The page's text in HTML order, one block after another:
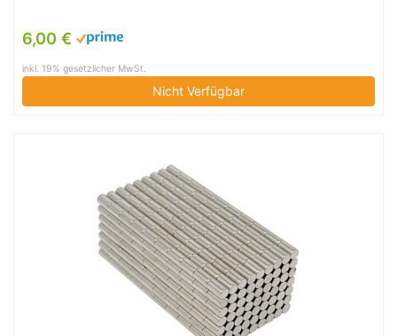
6,00 €
inkl. 19% gesetzlicher MwSt.
Nicht Verfügbar